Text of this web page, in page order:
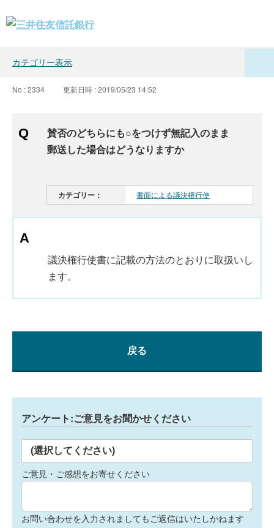
カテゴリー表示
No : 2334 更新日時 : 2019/05/23 14:52
賛否のどちらにも○をつけず無記入のまま
郵送した場合はどうなりますか
カテゴリー： 書面による議決権行使
議決権行使書に記載の方法のとおりに取扱いし
ます。
戻る
アンケート:ご意見をお聞かせください
(選択してください)
ご意見・ご感想をお寄せください
お問い合わせを入力されましてもご返信はいたしかねます